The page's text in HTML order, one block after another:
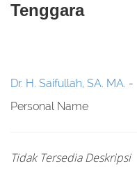
Tenggara
Dr. H. Saifullah, SA. MA. -
Personal Name
Tidak Tersedia Deskripsi